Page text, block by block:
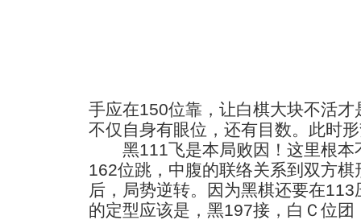
手应在150位靠，让白棋大块不活
不仅自身有眼位，还有目数。此时
黑111飞是本局败因！这里根本
162位跳，中腹的联络关系到双方
后，局势逆转。因为黑棋还要在
的定型应该是，黑197接，白Ｃ位